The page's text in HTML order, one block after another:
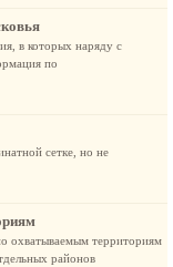
в которых наряду с
по
сетке, но не
охватываемым территориям
районов